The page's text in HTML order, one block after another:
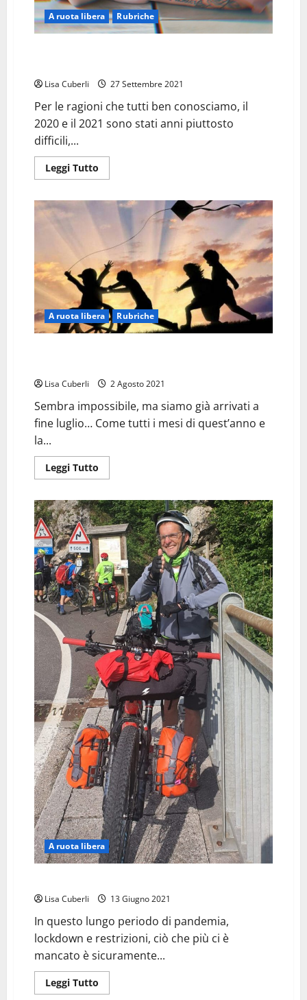
A ruota libera Rubriche
Lisa Cuberli 27 Settembre 2021
Per le ragioni che tutti ben conosciamo, il
2020 e il 2021 sono stati anni piuttosto
difficili,...
Leggi Tutto
di
AMORE
RISPETTO,
L’UNICA
VERA
CURA
PER
LA
SINDROME
DI
TOURETTE
A ruota libera Rubriche
Lisa Cuberli 2 Agosto 2021
Sembra impossibile, ma siamo già arrivati a
fine luglio… Come tutti i mesi di quest’anno e
la...
Leggi Tutto
di
NON
SIAMO
ETERNI
BAMBINI
O
SUPEREROI:
SIAMO
DISABILI,
SEMPLICEMENTE
NOI!
A ruota libera
Lisa Cuberli 13 Giugno 2021
In questo lungo periodo di pandemia,
lockdown e restrizioni, ciò che più ci è
mancato è sicuramente...
Leggi Tutto
di